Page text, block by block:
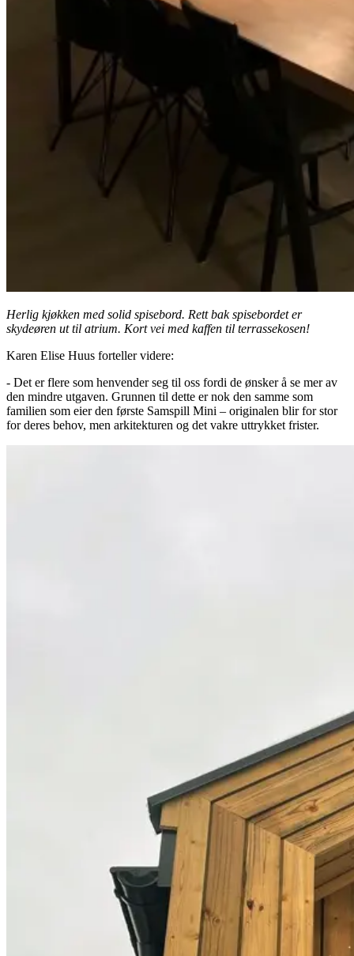
Herlig kjøkken med solid spisebord. Rett bak spisebordet er
skydeøren ut til atrium. Kort vei med kaffen til terrassekosen!
Karen Elise Huus forteller videre:
- Det er flere som henvender seg til oss fordi de ønsker å se mer av
den mindre utgaven. Grunnen til dette er nok den samme som
familien som eier den første Samspill Mini – originalen blir for stor
for deres behov, men arkitekturen og det vakre uttrykket frister.